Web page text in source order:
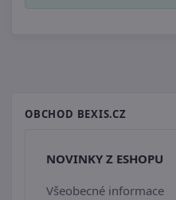
OBCHOD BEXIS.CZ
NOVINKY Z ESHOPU
Všeobecné informace